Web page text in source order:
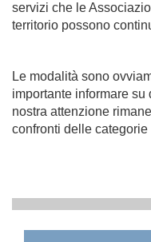
servizi che le
territorio possono
Le modalità sono
importante informare
nostra attenzione
confronti delle